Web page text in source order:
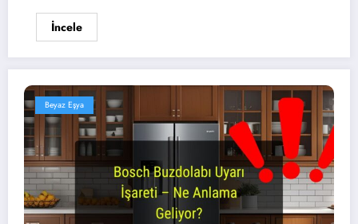
İncele
Beyaz Eşya